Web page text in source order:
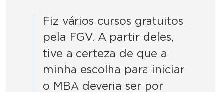
Fiz vários cursos gratuitos
pela FGV. A partir deles,
tive a certeza de que a
minha escolha para iniciar
o MBA deveria ser por